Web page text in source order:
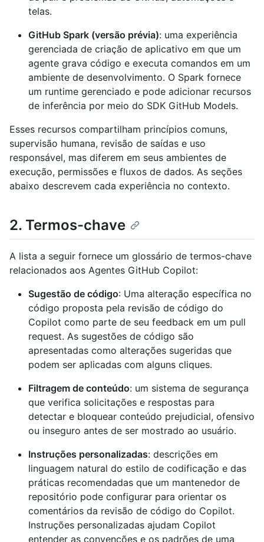
telas.
GitHub Spark (versão prévia): uma experiência
gerenciada de criação de aplicativo em que um
agente grava código e executa comandos em um
ambiente de desenvolvimento. O Spark fornece
um runtime gerenciado e pode adicionar recursos
de inferência por meio do SDK GitHub Models.
Esses recursos compartilham princípios comuns,
supervisão humana, revisão de saídas e uso
responsável, mas diferem em seus ambientes de
execução, permissões e fluxos de dados. As seções
abaixo descrevem cada experiência no contexto.
2. Termos-chave
A lista a seguir fornece um glossário de termos-chave
relacionados aos Agentes GitHub Copilot:
Sugestão de código: Uma alteração específica no
código proposta pela revisão de código do
Copilot como parte de seu feedback em um pull
request. As sugestões de código são
apresentadas como alterações sugeridas que
podem ser aplicadas com alguns cliques.
Filtragem de conteúdo: um sistema de segurança
que verifica solicitações e respostas para
detectar e bloquear conteúdo prejudicial, ofensivo
ou inseguro antes de ser mostrado ao usuário.
Instruções personalizadas: descrições em
linguagem natural do estilo de codificação e das
práticas recomendadas que um mantenedor de
repositório pode configurar para orientar os
comentários da revisão de código do Copilot.
Instruções personalizadas ajudam Copilot
entender as convenções e os padrões de uma